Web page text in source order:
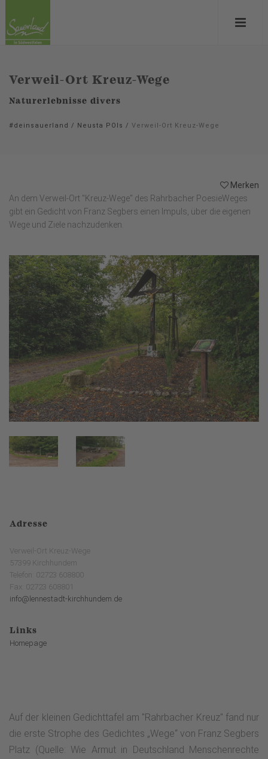
Verweil-Ort Kreuz-Wege
Naturerlebnisse divers
#deinsauerland / Neusta POIs / Verweil-Ort Kreuz-Wege
Merken
An dem Verweil-Ort "Kreuz-Wege" des Rahrbacher PoesieWeges
gibt ein Gedicht von Franz Segbers einen Impuls, über die eigenen
Wege und Ziele nachzudenken.
Adresse
Verweil-Ort Kreuz-Wege
57399 Kirchhundem
Telefon: 02723 608800
Fax: 02723 608801
info@lennestadt-kirchhundem.de
Links
Homepage
Auf der kleinen Gedichttafel am "Rahrbacher Kreuz" fand nur
die erste Strophe des Gedichtes „Wege“ von Franz Segbers
Platz (Quelle: Wie Armut in Deutschland Menschenrechte